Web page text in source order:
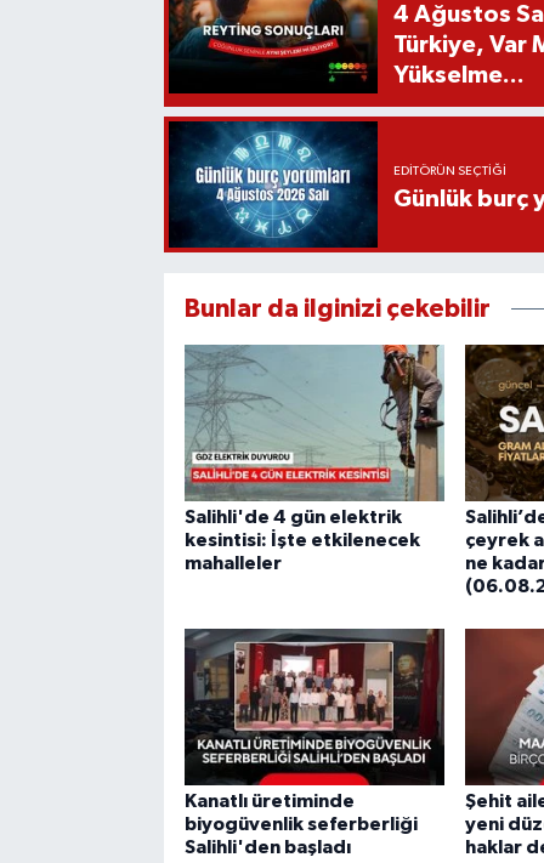
4 Ağustos
Türkiye, Var
Yükselme...
EDITÖRÜN SEÇTIĞI
Günlük burç
Bunlar da ilginizi çekebilir
Salihli'de 4 gün elektrik
kesintisi: İşte etkilenecek
mahalleler
çeyrek
ne
Kanatlı üretiminde
biyogüvenlik seferberliği
Salihli'den başladı
Şehit
yeni
haklar